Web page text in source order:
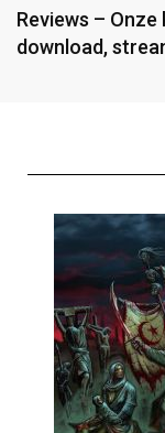
Reviews –
download,